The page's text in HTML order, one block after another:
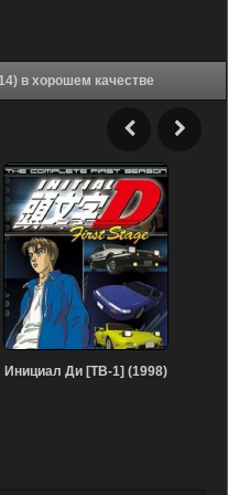
Аниме Инициал Ди [ТВ-5] (2014) в хорошем качестве
Инициал Ди [ТВ-1] (1998)